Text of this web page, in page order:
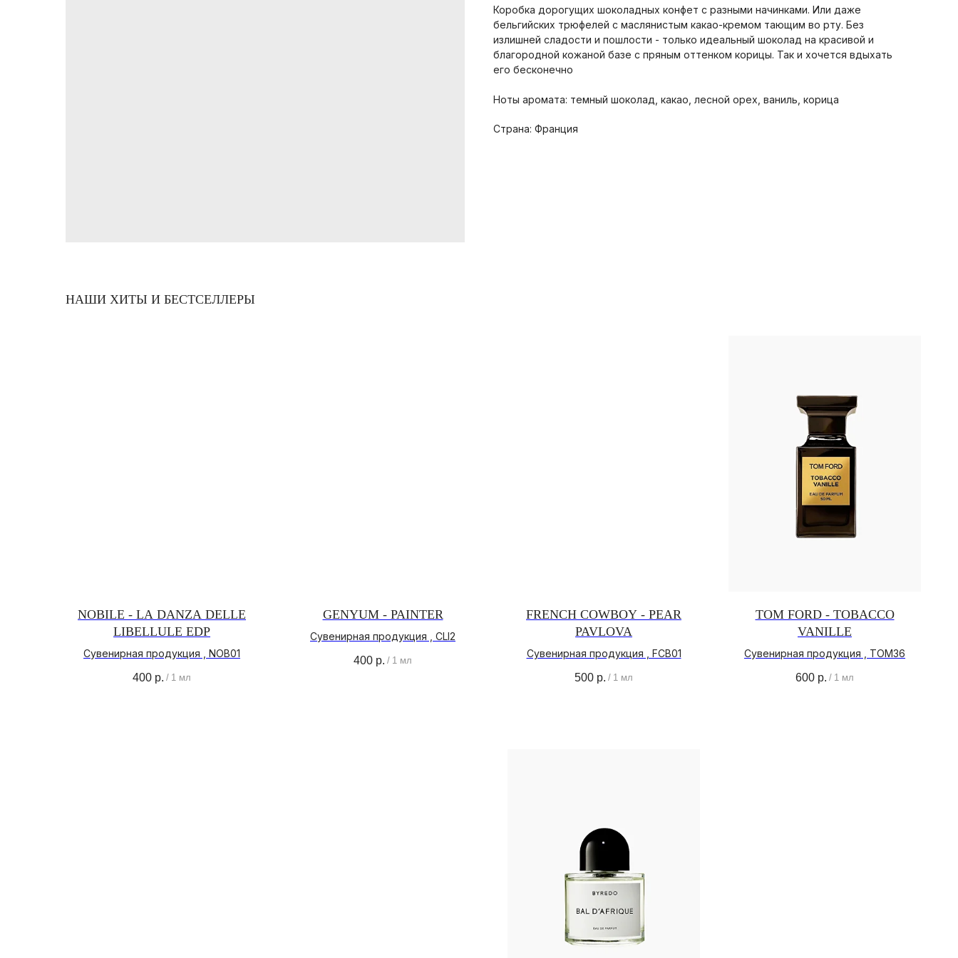
Коробка дорогущих шоколадных конфет с разными начинками. Или даже
бельгийских трюфелей с маслянистым какао-кремом тающим во рту. Без
излишней сладости и пошлости - только идеальный шоколад на красивой и
благородной кожаной базе с пряным оттенком корицы. Так и хочется вдыхать
его бесконечно
Ноты аромата: темный шоколад, какао, лесной орех, ваниль, корица
Страна: Франция
НАШИ ХИТЫ И БЕСТСЕЛЛЕРЫ
NOBILE - LA DANZA DELLE
LIBELLULE EDP
Сувенирная продукция , NOB01
400 р. / 1 мл
GENYUM - PAINTER
Сувенирная продукция , CLI2
400 р. / 1 мл
FRENCH COWBOY - PEAR
PAVLOVA
Сувенирная продукция , FCB01
500 р. / 1 мл
TOM FORD - TOBACCO
VANILLE
Сувенирная продукция , TOM36
600 р. / 1 мл